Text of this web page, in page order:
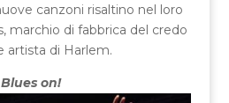
canzoni risaltino nel loro
marchio di fabbrica del credo
artista di Harlem.
Blues on!